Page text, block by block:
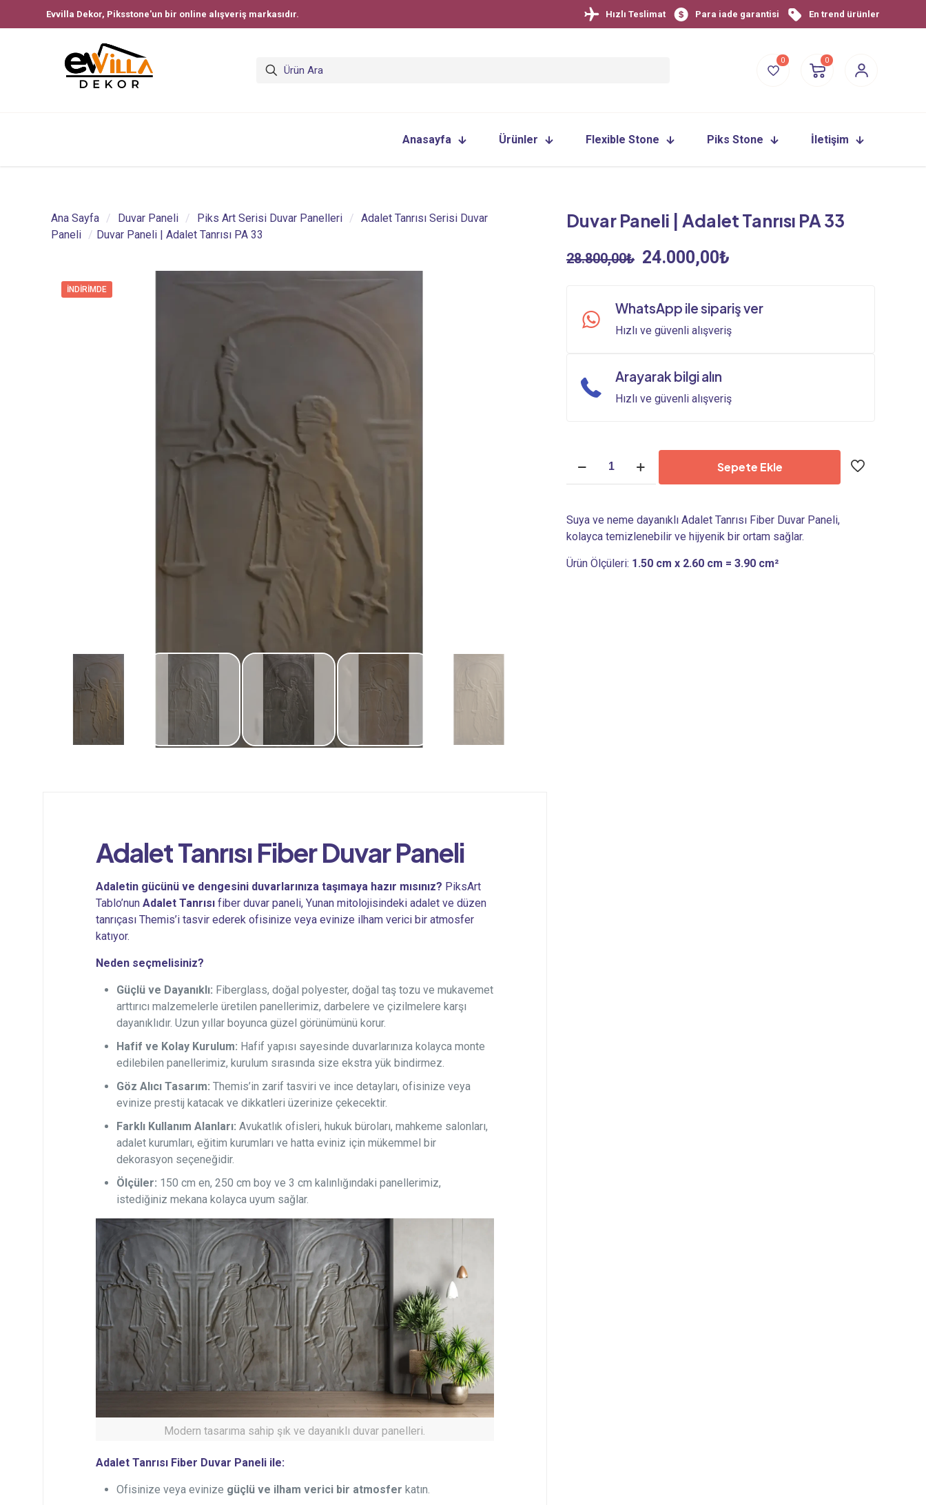
Evvilla Dekor, Piksstone'un bir online alışveriş markasıdır. Hızlı Teslimat Para iade garantisi En trend ürünler
0 0
Anasayfa Ürünler Flexible Stone Piks Stone İletişim
Ana Sayfa / Duvar Paneli / Piks Art Serisi Duvar Panelleri / Adalet Tanrısı Serisi Duvar
Paneli / Duvar Paneli | Adalet Tanrısı PA 33
İNDIRIMDE
Duvar Paneli | Adalet Tanrısı PA 33
28.800,00₺ Orijinal
28.800,00₺.
24.000,00₺
fiyat:
24.000,00₺.
WhatsApp ile sipariş ver
Hızlı ve güvenli alışveriş
Arayarak bilgi alın
Hızlı ve güvenli alışveriş
Tanrısı
PA
33
Sepete Ekle
Suya ve neme dayanıklı Adalet Tanrısı Fiber Duvar Paneli,
kolayca temizlenebilir ve hijyenik bir ortam sağlar.
Ürün Ölçüleri: 1.50 cm x 2.60 cm = 3.90 cm²
Adalet Tanrısı Fiber Duvar Paneli
Adaletin gücünü ve dengesini duvarlarınıza taşımaya hazır mısınız? PiksArt
Tablo’nunAdalet Tanrısı fiber duvar paneli, Yunan mitolojisindeki adalet ve düzen
tanrıçası Themis’i tasvir ederek ofisinize veya evinize ilham verici bir atmosfer
katıyor.
Neden seçmelisiniz?
Güçlü ve Dayanıklı: Fiberglass, doğal polyester, doğal taş tozu ve mukavemet
arttırıcı malzemelerle üretilen panellerimiz, darbelere ve çizilmelere karşı
dayanıklıdır. Uzun yıllar boyunca güzel görünümünü korur.
Hafif ve Kolay Kurulum: Hafif yapısı sayesinde duvarlarınıza kolayca monte
edilebilen panellerimiz, kurulum sırasında size ekstra yük bindirmez.
Göz Alıcı Tasarım: Themis’in zarif tasviri ve ince detayları, ofisinize veya
evinize prestij katacak ve dikkatleri üzerinize çekecektir.
Farklı Kullanım Alanları: Avukatlık ofisleri, hukuk büroları, mahkeme salonları,
adalet kurumları, eğitim kurumları ve hatta eviniz için mükemmel bir
dekorasyon seçeneğidir.
Ölçüler: 150 cm en, 250 cm boy ve 3 cm kalınlığındaki panellerimiz,
istediğiniz mekana kolayca uyum sağlar.
Modern tasarıma sahip şık ve dayanıklı duvar panelleri.
Adalet Tanrısı Fiber Duvar Paneli ile:
Ofisinize veya evinize güçlü ve ilham verici bir atmosfer katın.